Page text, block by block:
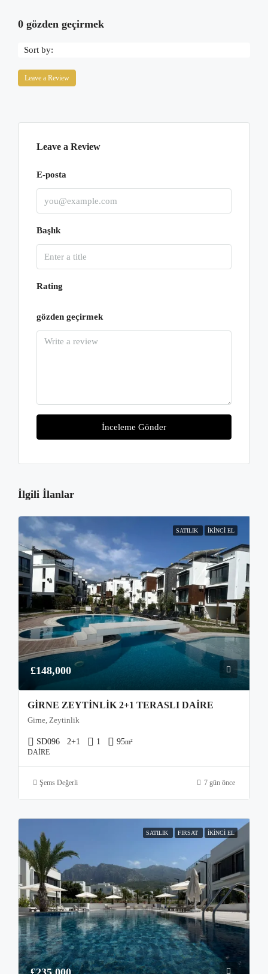
0 gözden geçirmek
Sort by:
Leave a Review
Leave a Review
E-posta
Başlık
Rating
gözden geçirmek
İnceleme Gönder
İlgili İlanlar
SATILIK İKINCI EL
£148,000
GIRNE ZEYTINLIK 2+1 TERASLI DAIRE
Girne, Zeytinlik
SD096 2+1 1 95m²
DAIRE
Şems Değerli 7 gün önce
SATILIK FIRSAT İKINCI EL